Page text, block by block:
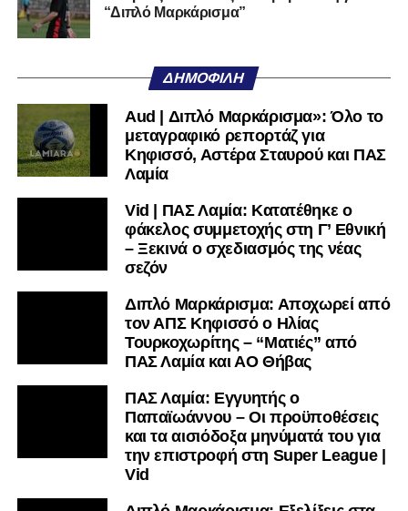
Όταν αποφασίσει να συνειδητοποιήσει ότι είναι
πολύ μικρή.
Ακολουθήστε το lamiara.grστοGoogle Newsγια να
μαθαίνετε πρώτοι τα κυανόλευκα νέα στην Ελλάδα και τον
υπόλοιπο κόσμο. Ακολουθήστε το lamiara.gr στο
μαθαίνετε σε χρόνο dt όλα τα νέα.
“Διπλό Μαρκάρισμα”
ΔΗΜΟΦΙΛΉ
Aud | Διπλό Μαρκάρισμα»: Όλο το
μεταγραφικό ρεπορτάζ για
Κηφισσό, Αστέρα Σταυρού και ΠΑΣ
Λαμία
Vid | ΠΑΣ Λαμία: Κατατέθηκε ο
φάκελος συμμετοχής στη Γ’ Εθνική
– Ξεκινά ο σχεδιασμός της νέας
σεζόν
Διπλό Μαρκάρισμα: Αποχωρεί από
τον ΑΠΣ Κηφισσό ο Ηλίας
Τουρκοχωρίτης – “Ματιές” από
ΠΑΣ Λαμία και ΑΟ Θήβας
ΠΑΣ Λαμία: Εγγυητής ο
Παπαϊωάννου – Οι προϋποθέσεις
και τα αισιόδοξα μηνύματά του για
την επιστροφή στη Super League |
Vid